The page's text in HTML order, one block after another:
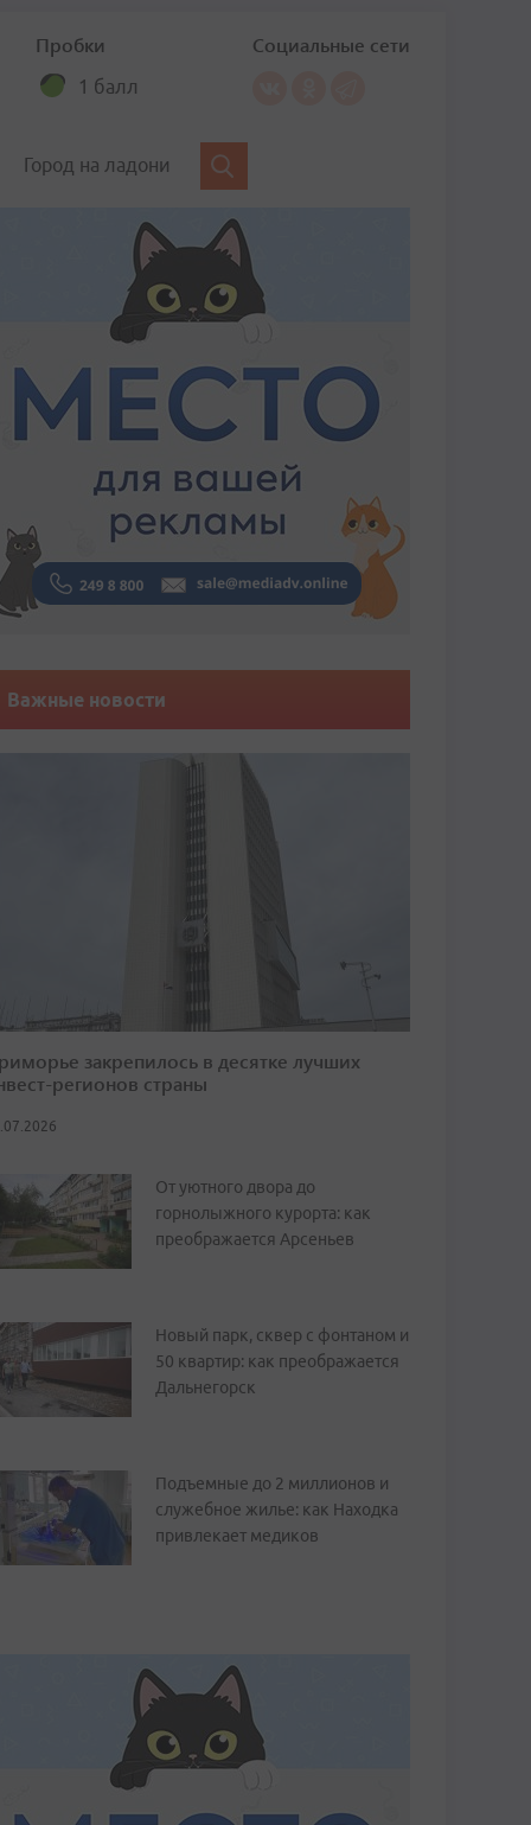
Пробки
1 балл
Социальные сети
Город на ладони
Важные новости
закрепилось в десятке лучших
регионов страны
От уютного двора до
горнолыжного курорта: как
преображается Арсеньев
Новый парк, сквер с фонтаном и
50 квартир: как преображается
Дальнегорск
Подъемные до 2 миллионов и
служебное жилье: как Находка
привлекает медиков